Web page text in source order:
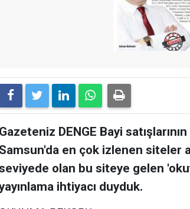
Gazeteniz DENGE Bayi
Samsun'da en çok izlenen siteler
olan bu siteye gelen
ihtiyacı duyduk.